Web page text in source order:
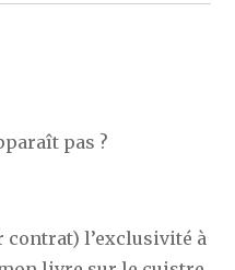
pas ?
contrat) l’exclusivité à